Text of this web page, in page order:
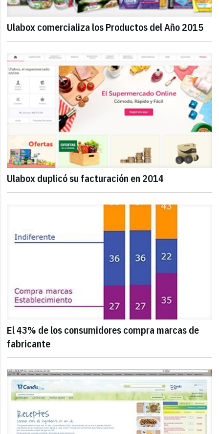
Ulabox comercializa los Productos del Año 2015
Ulabox duplicó su facturación en 2014
El 43% de los consumidores compra marcas de
fabricante